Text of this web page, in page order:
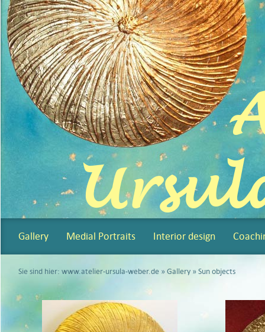
Gallery Medial Portraits Interior design
Sie sind hier: www.atelier-ursula-weber.de »Gallery » Sun objects